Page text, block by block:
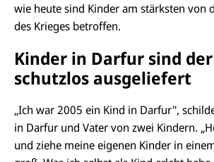
wie heute sind Kinder am stärksten von
des Krieges betroffen.
Kinder in Darfur sind
schutzlos ausgeliefert
„Ich war 2005 ein Kind in Darfur",
in Darfur und Vater von zwei Kindern.
und ziehe meine eigenen Kinder in